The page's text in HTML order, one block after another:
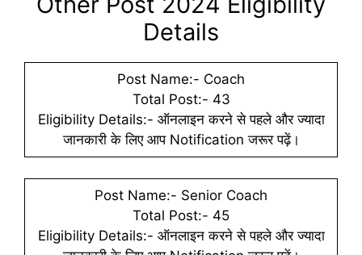
Details
Post Name:- Coach
Total Post:- 43
Eligibility Details:- ऑनलाइन करने से पहले और ज्यादा
जानकारी के लिए आप Notification जरूर पढ़ें।
Post Name:- Senior Coach
Total Post:- 45
Eligibility Details:- ऑनलाइन करने से पहले और ज्यादा